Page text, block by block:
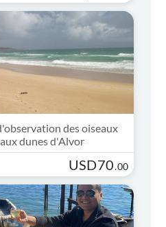
des oiseaux
dunes d'Alvor
USD70.00